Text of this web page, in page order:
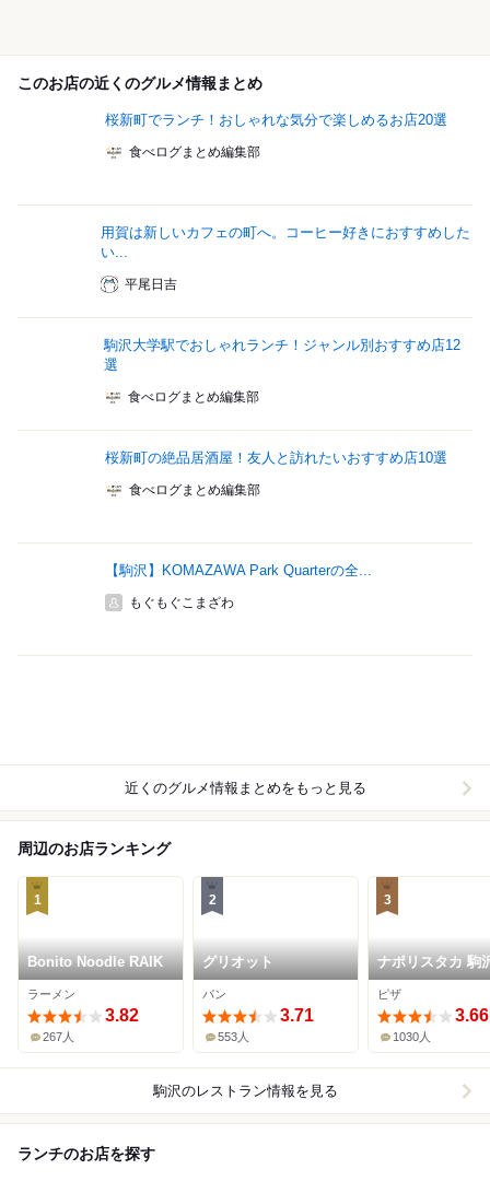
このお店の近くのグルメ情報まとめ
桜新町でランチ！おしゃれな気分で楽しめるお店20選
食べログまとめ編集部
用賀は新しいカフェの町へ。コーヒー好きにおすすめした
い...
平尾日吉
駒沢大学駅でおしゃれランチ！ジャンル別おすすめ店12
選
食べログまとめ編集部
桜新町の絶品居酒屋！友人と訪れたいおすすめ店10選
食べログまとめ編集部
【駒沢】KOMAZAWA Park Quarterの全...
もぐもぐこまざわ
近くのグルメ情報まとめをもっと見る
周辺のお店ランキング
1
Bonito Noodle RAIK
ラーメン
3.82
267人
2
グリオット
パン
3.71
553人
3
ナポリスタカ 駒
ピザ
3.66
1030人
駒沢のレストラン情報を見る
ランチのお店を探す